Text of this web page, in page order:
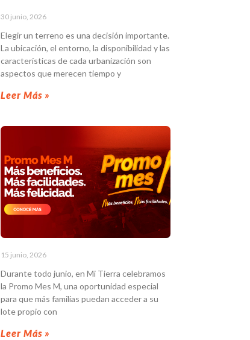
30 junio, 2026
Elegir un terreno es una decisión importante.
La ubicación, el entorno, la disponibilidad y las
características de cada urbanización son
aspectos que merecen tiempo y
Leer Más »
15 junio, 2026
Durante todo junio, en Mi Tierra celebramos
la Promo Mes M, una oportunidad especial
para que más familias puedan acceder a su
lote propio con
Leer Más »